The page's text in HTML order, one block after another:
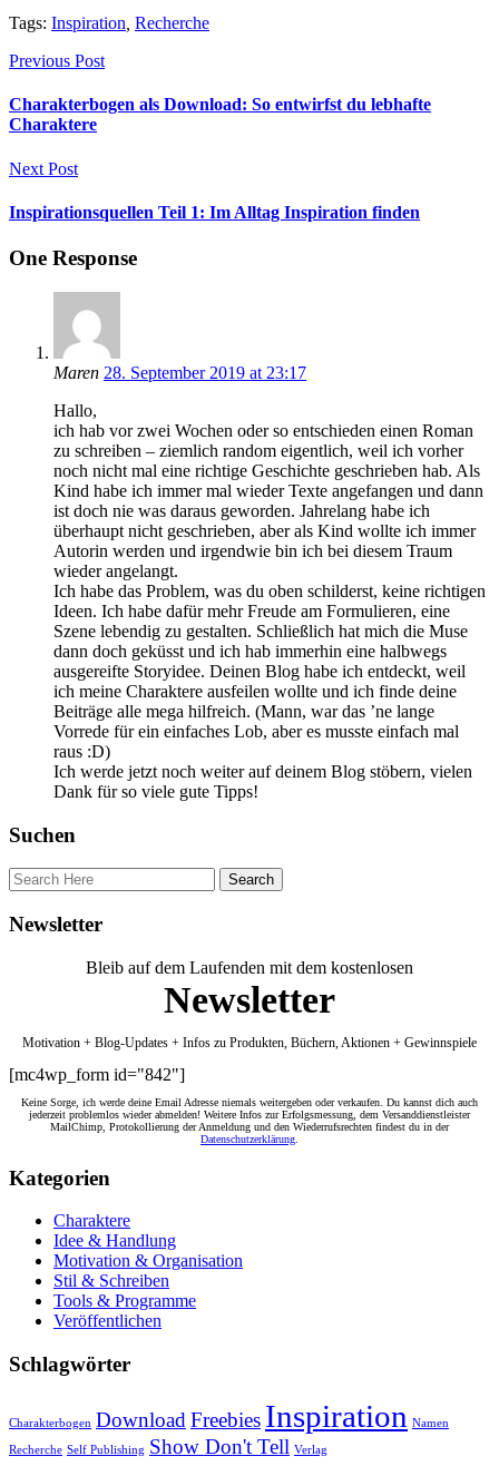
Tags: Inspiration Recherche
Previous Post
Charakterbogen als Download: So entwirfst du lebhafte
Charaktere
Next Post
Inspirationsquellen Teil 1: Im Alltag Inspiration finden
One Response
Maren 28. September 2019 at 23:17
Hallo,
ich hab vor zwei Wochen oder so entschieden einen Roman
zu schreiben – ziemlich random eigentlich, weil ich vorher
noch nicht mal eine richtige Geschichte geschrieben hab. Als
Kind habe ich immer mal wieder Texte angefangen und dann
ist doch nie was daraus geworden. Jahrelang habe ich
überhaupt nicht geschrieben, aber als Kind wollte ich immer
Autorin werden und irgendwie bin ich bei diesem Traum
wieder angelangt.
Ich habe das Problem, was du oben schilderst, keine richtigen
Ideen. Ich habe dafür mehr Freude am Formulieren, eine
Szene lebendig zu gestalten. Schließlich hat mich die Muse
dann doch geküsst und ich hab immerhin eine halbwegs
ausgereifte Storyidee. Deinen Blog habe ich entdeckt, weil
ich meine Charaktere ausfeilen wollte und ich finde deine
Beiträge alle mega hilfreich. (Mann, war das ’ne lange
Vorrede für ein einfaches Lob, aber es musste einfach mal
raus :D)
Ich werde jetzt noch weiter auf deinem Blog stöbern, vielen
Dank für so viele gute Tipps!
Suchen
Newsletter
Bleib auf dem Laufenden mit dem kostenlosen
Newsletter
Motivation + Blog-Updates + Infos zu Produkten, Büchern, Aktionen + Gewinnspiele
[mc4wp_form id="842"]
Keine Sorge, ich werde deine Email Adresse niemals weitergeben oder verkaufen. Du kannst dich auch
jederzeit problemlos wieder abmelden! Weitere Infos zur Erfolgsmessung, dem Versanddienstleister
MailChimp, Protokollierung der Anmeldung und den Wiederrufsrechten findest du in der
Datenschutzerklärung
Kategorien
Charaktere
Idee & Handlung
Motivation & Organisation
Stil & Schreiben
Tools & Programme
Veröffentlichen
Schlagwörter
Charakterbogen Download Freebies Inspiration Namen
Recherche Self Publishing Show Don't Tell Verlag